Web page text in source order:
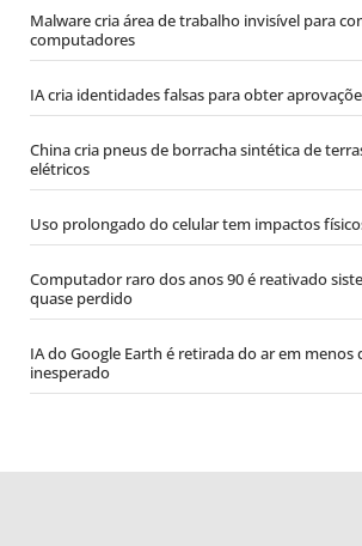
Malware cria área de trabalho invisível para
computadores
IA cria identidades falsas para obter
China cria pneus de borracha sintética de
elétricos
Uso prolongado do celular tem impactos
Computador raro dos anos 90 é reativado
quase perdido
IA do Google Earth é retirada do ar em menos
inesperado